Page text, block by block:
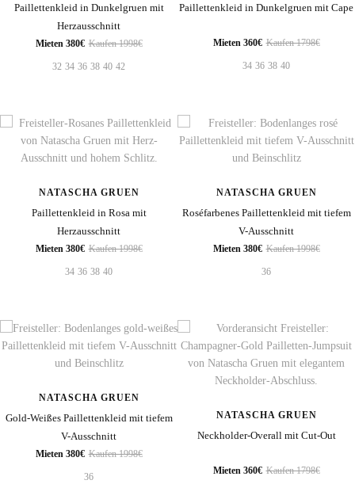
Paillettenkleid in Dunkelgruen mit
Herzausschnitt
Mieten 380€ Kaufen 1998€
32 34 36 38 40 42
Paillettenkleid in Dunkelgruen mit Cape
Mieten 360€ Kaufen 1798€
34 36 38 40
NATASCHA GRUEN
Paillettenkleid in Rosa mit
Herzausschnitt
Mieten 380€ Kaufen 1998€
34 36 38 40
NATASCHA GRUEN
Roséfarbenes Paillettenkleid mit tiefem
V-Ausschnitt
Mieten 380€ Kaufen 1998€
36
NATASCHA GRUEN
Gold-Weißes Paillettenkleid mit tiefem
V-Ausschnitt
Mieten 380€ Kaufen 1998€
36
NATASCHA GRUEN
Neckholder-Overall mit Cut-Out
Mieten 360€ Kaufen 1798€